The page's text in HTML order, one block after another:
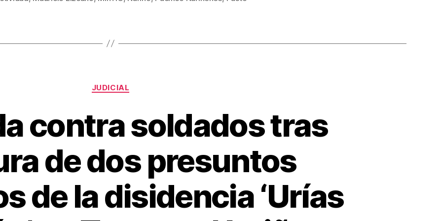
tir
Categorías
JUDICIAL
contra soldados tras
de dos presuntos
de la disidencia ‘Urías